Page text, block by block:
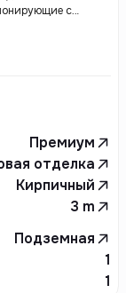
с
Премиум
отделка
Кирпичный
3 m
Подземная
1
1